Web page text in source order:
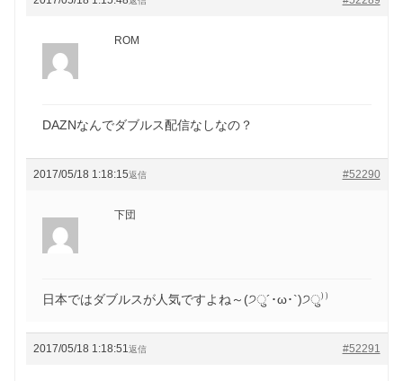
ROM
DAZNなんでダブルス配信なしなの？
2017/05/18 1:18:15 #52290
返信
下団
日本ではダブルスが人気ですよね～(੭ु´･ω･`)੭ु⁾⁾
2017/05/18 1:18:51 #52291
返信